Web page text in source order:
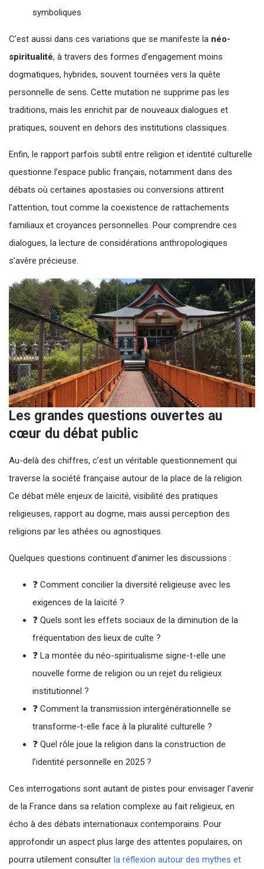
symboliques
C’est aussi dans ces variations que se manifeste la néo-
spiritualité, à travers des formes d’engagement moins
dogmatiques, hybrides, souvent tournées vers la quête
personnelle de sens. Cette mutation ne supprime pas les
traditions, mais les enrichit par de nouveaux dialogues et
pratiques, souvent en dehors des institutions classiques.
Enfin, le rapport parfois subtil entre religion et identité culturelle
questionne l’espace public français, notamment dans des
débats où certaines apostasies ou conversions attirent
l’attention, tout comme la coexistence de rattachements
familiaux et croyances personnelles. Pour comprendre ces
dialogues, la lecture de considérations anthropologiques
s’avère précieuse.
Les grandes questions ouvertes au
cœur du débat public
Au-delà des chiffres, c’est un véritable questionnement qui
traverse la société française autour de la place de la religion.
Ce débat mêle enjeux de laïcité, visibilité des pratiques
religieuses, rapport au dogme, mais aussi perception des
religions par les athées ou agnostiques.
Quelques questions continuent d’animer les discussions :
❓ Comment concilier la diversité religieuse avec les
exigences de la laïcité ?
❓ Quels sont les effets sociaux de la diminution de la
fréquentation des lieux de culte ?
❓ La montée du néo-spiritualisme signe-t-elle une
nouvelle forme de religion ou un rejet du religieux
institutionnel ?
❓ Comment la transmission intergénérationnelle se
transforme-t-elle face à la pluralité culturelle ?
❓ Quel rôle joue la religion dans la construction de
l’identité personnelle en 2025 ?
Ces interrogations sont autant de pistes pour envisager l’avenir
de la France dans sa relation complexe au fait religieux, en
écho à des débats internationaux contemporains. Pour
approfondir un aspect plus large des attentes populaires, on
pourra utilement consulter la réflexion autour des mythes et